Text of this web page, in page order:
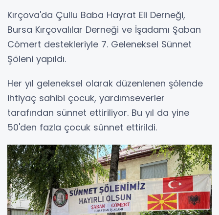
Kırçova'da Çullu Baba Hayrat Eli Derneği,
Bursa Kırçovalılar Derneği ve İşadamı Şaban
Cömert destekleriyle 7. Geleneksel Sünnet
Şöleni yapıldı.
Her yıl geleneksel olarak düzenlenen şölende
ihtiyaç sahibi çocuk, yardımseverler
tarafından sünnet ettiriliyor. Bu yıl da yine
50'den fazla çocuk sünnet ettirildi.